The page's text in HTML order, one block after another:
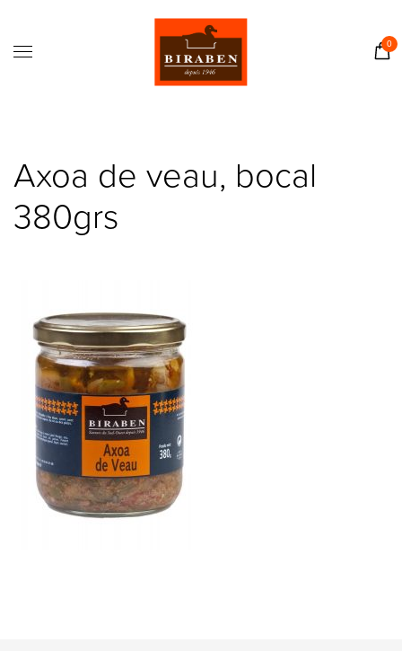
0
Contact
Axoa de veau, bocal
380grs